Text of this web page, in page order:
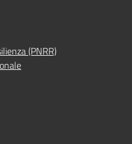
(PNRR)